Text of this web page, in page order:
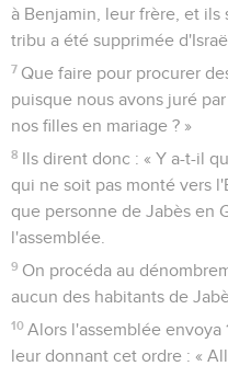
à Benjamin, leur frère, et
tribu a été supprimée
7 Que faire pour procurer
puisque nous avons juré
nos filles en mariage ? »
8 Ils dirent donc : « Y a-t-il
qui ne soit pas monté vers
que personne de Jabès en
l'assemblée.
9 On procéda au
aucun des habitants de
10 Alors l'assemblée
leur donnant cet ordre : «